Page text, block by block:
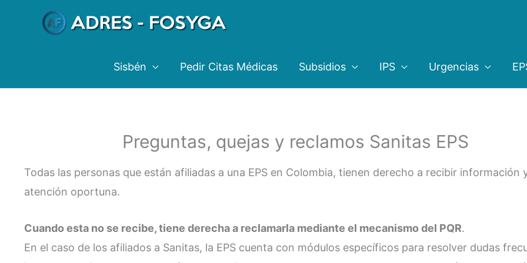
Sisbén
Pedir Citas Médicas Subsidios IPS Urgencias
Preguntas, quejas y reclamos Sanitas EPS
Todas las personas que están afiliadas a una EPS en Colombia, tienen derecho a recibir información
atención oportuna.
Cuando esta no se recibe, tiene derecha a reclamarla mediante el mecanismo del PQR.
En el caso de los afiliados a Sanitas, la EPS cuenta con módulos específicos para resolver dudas